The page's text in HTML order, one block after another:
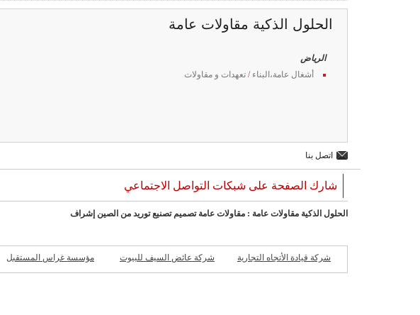
الحلول الذكية مقاولات عامة
الرياض
أشغال عامة،البناء / تعهدات و مقاولات
اتصل بنا
شارك الصفحة على شبكات التواصل الاجتماعي
الحلول الذكية مقاولات عامة : مقاولات عامة تصميم تصنيع توريد من الصين إشراف
شركة قيادة الأتجاه التجارية
شركة عائض السيف للبيوت
مؤسسة غراس المستقبل